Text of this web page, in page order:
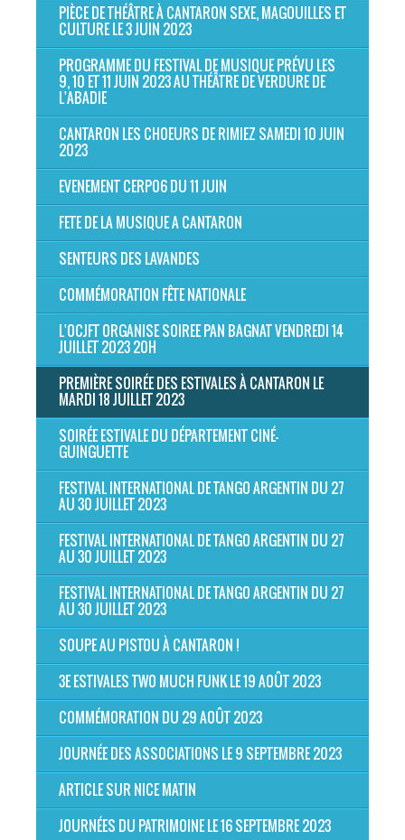
PIÈCE DE THÉÂTRE À CANTARON SEXE, MAGOUILLES ET
CULTURE LE 3 JUIN 2023
PROGRAMME DU FESTIVAL DE MUSIQUE PRÉVU LES
9, 10 ET 11 JUIN 2023 AU THÉÂTRE DE VERDURE DE
L'ABADIE
CANTARON LES CHOEURS DE RIMIEZ SAMEDI 10 JUIN
2023
EVENEMENT CERP06 DU 11 JUIN
FETE DE LA MUSIQUE A CANTARON
SENTEURS DES LAVANDES
COMMÉMORATION FÊTE NATIONALE
L'OCJFT ORGANISE SOIREE PAN BAGNAT VENDREDI 14
JUILLET 2023 20H
PREMIÈRE SOIRÉE DES ESTIVALES À CANTARON LE
MARDI 18 JUILLET 2023
SOIRÉE ESTIVALE DU DÉPARTEMENT CINÉ-
GUINGUETTE
FESTIVAL INTERNATIONAL DE TANGO ARGENTIN DU 27
AU 30 JUILLET 2023
FESTIVAL INTERNATIONAL DE TANGO ARGENTIN DU 27
AU 30 JUILLET 2023
FESTIVAL INTERNATIONAL DE TANGO ARGENTIN DU 27
AU 30 JUILLET 2023
SOUPE AU PISTOU À CANTARON !
3E ESTIVALES TWO MUCH FUNK LE 19 AOÛT 2023
COMMÉMORATION DU 29 AOÛT 2023
JOURNÉE DES ASSOCIATIONS LE 9 SEPTEMBRE 2023
ARTICLE SUR NICE MATIN
JOURNÉES DU PATRIMOINE LE 16 SEPTEMBRE 2023